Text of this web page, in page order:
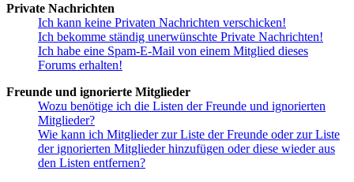
Private Nachrichten
Ich kann keine Privaten Nachrichten verschicken!
Ich bekomme ständig unerwünschte Private Nachrichten!
Ich habe eine Spam-E-Mail von einem Mitglied dieses
Forums erhalten!
Freunde und ignorierte Mitglieder
Wozu benötige ich die Listen der Freunde und ignorierten
Mitglieder?
Wie kann ich Mitglieder zur Liste der Freunde oder zur Liste
der ignorierten Mitglieder hinzufügen oder diese wieder aus
den Listen entfernen?